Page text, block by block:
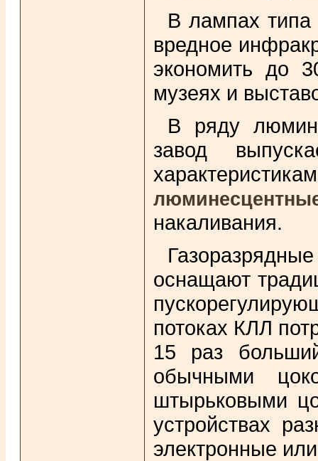
В лампах типа
вредное
экономить до
музеях и
В ряду
завод
накаливания.
оснащают
потоках КЛЛ
15 раз
обычными
штырьковыми
устройствах
электронные